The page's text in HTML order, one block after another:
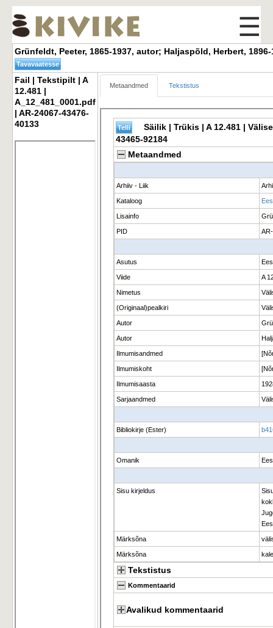
☰
Grünfeldt, Peeter, 1865-1937, autor; Haljaspõld, Herbert,
Fail | Tekstipilt | A
12.481 |
A_12_481_0001.pdf
| AR-24067-43476-
40133
Metaandmed Tekstistus